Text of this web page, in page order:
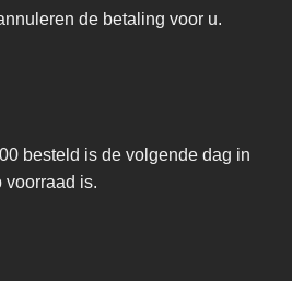
de betaling voor u.
besteld is de volgende dag in
voorraad is.